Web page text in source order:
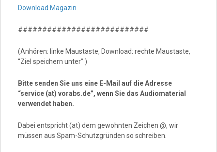
Download Magazin
###########################
(Anhören: linke Maustaste, Download: rechte Maustaste,
“Ziel speichern unter” )
Bitte senden Sie uns eine E-Mail auf die Adresse
“service (at) vorabs.de”, wenn Sie das Audiomaterial
verwendet haben.
Dabei entspricht (at) dem gewohnten Zeichen @, wir
müssen aus Spam-Schutzgründen so schreiben.